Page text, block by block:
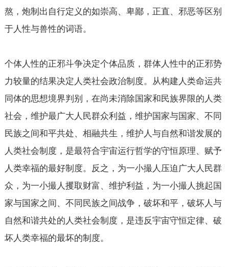
熬，炮制出自行定义的如崇高、卑鄙，正直、邪恶等区别
于人性与兽性的词语。
个体人性的正邪斗争决定个体品质，群体人性中的正邪势
力较量的结果决定人类社会政治制度。从构建人类命运共
同体的思想境界判别，在尚未消除国家和民族界限的人类
社会，维护最广大人民群众利益，维护国家与国家、不同
民族之间和平共处、相融共生，维护人与自然和谐发展的
人类社会制度，是最符合宇宙运行哲学的守恒原理、赋予
人类幸福的最好制度。反之，为一小撮人压迫广大人民群
众，为一小撮人攫取财富、维护利益，为一小撮人挑起国
家与国家之间、不同民族之间战争，破坏和平，破坏人与
自然和谐共处的人类社会制度，是违反宇宙守恒定律、破
坏人类幸福的最坏的制度。